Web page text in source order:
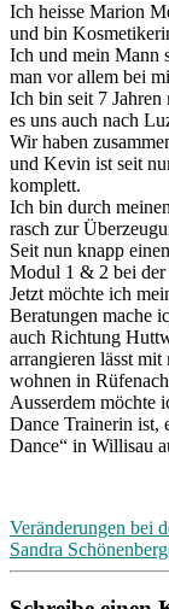
Ich heisse Marion
und bin
Ich und mein Mann
man vor allem bei
Ich bin seit 7
es uns auch nach
Wir haben
und Kevin ist seit
komplett.
Ich bin durch
rasch zur
Seit nun knapp
Modul 1 & 2 bei der
Jetzt möchte ich
Beratungen mache
auch Richtung
arrangieren lässt
wohnen in
Ausserdem möchte
Dance Trainerin ist,
Dance“ in Willisau
Veränderungen bei
Sandra